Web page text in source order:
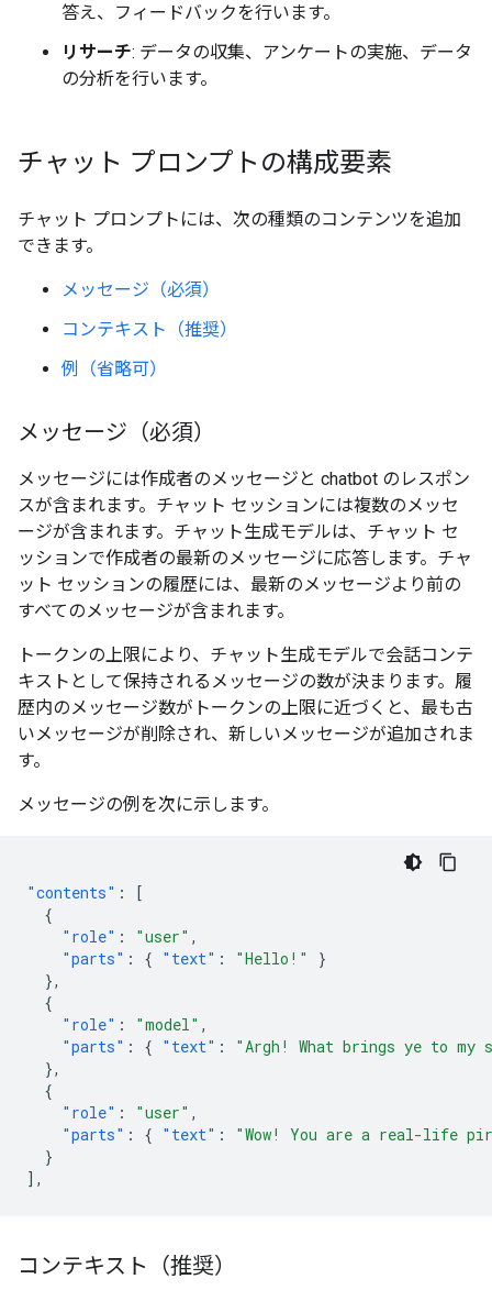
答え、フィードバックを行います。
リサーチ: データの収集、アンケートの実施、データ
の分析を行います。
チャット プロンプトの構成要素
チャット プロンプトには、次の種類のコンテンツを追加
できます。
メッセージ（必須）
コンテキスト（推奨）
例（省略可）
メッセージ（必須）
メッセージには作成者のメッセージと chatbot のレスポン
スが含まれます。チャット セッションには複数のメッセ
ージが含まれます。チャット生成モデルは、チャット セ
ッションで作成者の最新のメッセージに応答します。チャ
ット セッションの履歴には、最新のメッセージより前の
すべてのメッセージが含まれます。
トークンの上限により、チャット生成モデルで会話コンテ
キストとして保持されるメッセージの数が決まります。履
歴内のメッセージ数がトークンの上限に近づくと、最も古
いメッセージが削除され、新しいメッセージが追加されま
す。
メッセージの例を次に示します。
"contents" :
[
{
"role" : "user" ,
"parts" : { "text" : "Hello!"
}
},
{
"role" : "model" ,
"parts" : { "text" :
"Argh! What brings ye to my
},
{
"role" : "user" ,
"parts" : { "text" :
"Wow! You are a real-life
}
],
コンテキスト（推奨）